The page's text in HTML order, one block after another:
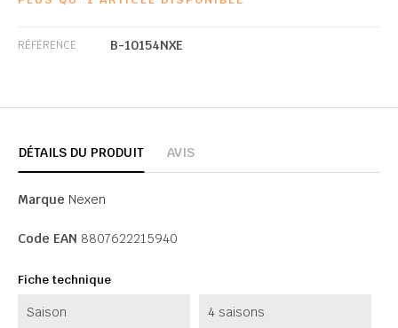
RÉFÉRENCE B-10154NXE
DÉTAILS DU PRODUIT AVIS
Marque Nexen
Code EAN 8807622215940
Fiche technique
Saison 4 saisons